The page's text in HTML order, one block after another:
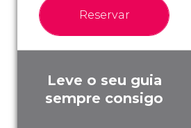
Reservar
Leve o seu guia
sempre consigo